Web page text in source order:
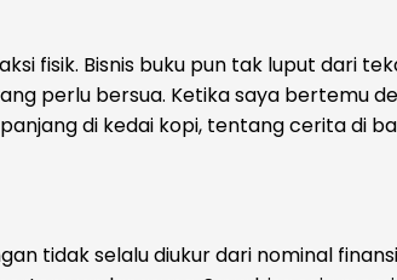
fisik. Bisnis buku pun tak luput dari
perlu bersua. Ketika saya bertemu
di kedai kopi, tentang cerita di
tidak selalu diukur dari nominal